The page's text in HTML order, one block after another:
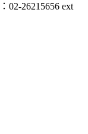
02-26215656 ext